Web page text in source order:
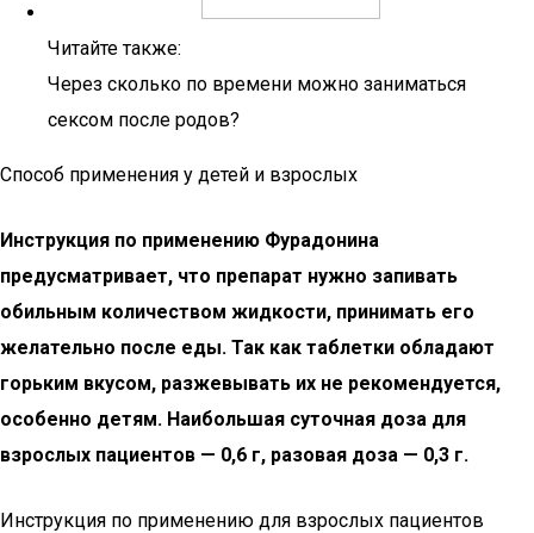
Читайте также:
Через сколько по времени можно заниматься
сексом после родов?
Способ применения у детей и взрослых
Инструкция по применению Фурадонина
предусматривает, что препарат нужно запивать
обильным количеством жидкости, принимать его
желательно после еды. Так как таблетки обладают
горьким вкусом, разжевывать их не рекомендуется,
особенно детям. Наибольшая суточная доза для
взрослых пациентов — 0,6 г, разовая доза — 0,3 г.
Инструкция по применению для взрослых пациентов